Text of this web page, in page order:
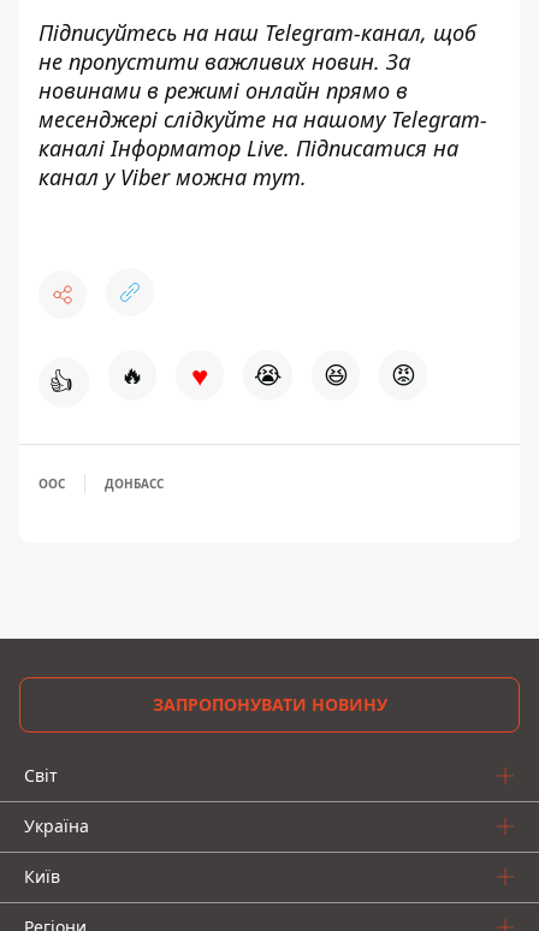
Підписуйтесь на наш Telegram-канал, щоб
не пропустити важливих новин. За
новинами в режимі онлайн прямо в
месенджері слідкуйте на нашому Telegram-
каналіІнформатор Live. Підписатися на
канал у Viber можна тут.
👍 🔥 ♥ 😭 😆 😡
ООС ДОНБАСС
ЗАПРОПОНУВАТИ НОВИНУ
Світ
Україна
Київ